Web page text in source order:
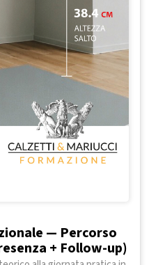
— Percorso
+ Follow-up)